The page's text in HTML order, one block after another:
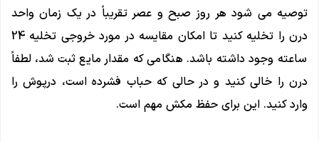
توصیه می شود هر روز صبح و عصر تقریباً در یک زمان واحد
درن را تخلیه کنید تا امکان مقایسه در مورد خروجی تخلیه 24
ساعته وجود داشته باشد. هنگامی که مقدار مایع ثبت شد، لطفاً
درن را خالی کنید و در حالی که حباب فشرده است، درپوش را
وارد کنید. این برای حفظ مکش مهم است.